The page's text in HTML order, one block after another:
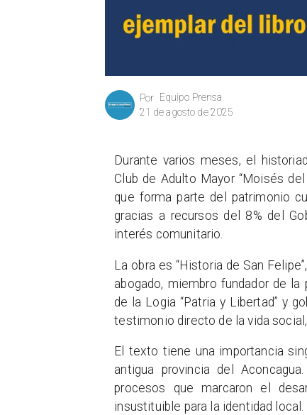
Equipo Prensa
Por
21 de agosto de 2025
Durante varios meses, el
Club de Adulto Mayor “Moisés
que forma parte del patrimonio
gracias a recursos del 8% del
interés comunitario.
La obra es “Historia de San
abogado, miembro fundador de
de la Logia “Patria y Libertad” y
testimonio directo de la vida
El texto tiene una importancia
antigua provincia del
procesos que marcaron el
insustituible para la identidad local.